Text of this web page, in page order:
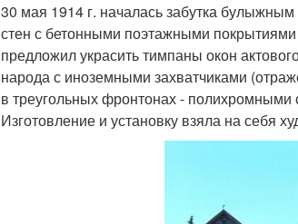
30 мая 1914 г. началась забутка
стен с бетонными поэтажными
предложил украсить тимпаны окон
народа с иноземными захватчиками
в треугольных фронтонах -
Изготовление и установку взяла на себя